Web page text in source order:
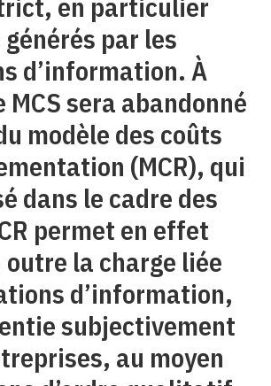
par les
d’information. À
MCS sera abandonné
modèle des coûts
(MCR), qui
dans le cadre des
permet en effet
outre la charge liée
d’information,
subjectivement
au moyen